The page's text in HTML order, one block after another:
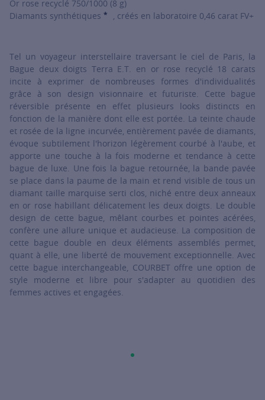
Or rose recyclé 750/1000 (8 g)
Diamants synthétiques * SHOW TOOLTIP
, créés en laboratoire 0,46 carat FV+
Tel un voyageur interstellaire traversant le ciel de Paris, la
Bague deux doigts Terra E.T. en or rose recyclé 18 carats
incite à exprimer de nombreuses formes d'individualités
grâce à son design visionnaire et futuriste. Cette bague
réversible présente en effet plusieurs looks distincts en
fonction de la manière dont elle est portée. La teinte chaude
et rosée de la ligne incurvée, entièrement pavée de diamants,
évoque subtilement l'horizon légèrement courbé à l'aube, et
apporte une touche à la fois moderne et tendance à cette
bague de luxe. Une fois la bague retournée, la bande pavée
se place dans la paume de la main et rend visible de tous un
diamant taille marquise serti clos, niché entre deux anneaux
en or rose habillant délicatement les deux doigts. Le double
design de cette bague, mêlant courbes et pointes acérées,
confère une allure unique et audacieuse. La composition de
cette bague double en deux éléments assemblés permet,
quant à elle, une liberté de mouvement exceptionnelle. Avec
cette bague interchangeable, COURBET offre une option de
style moderne et libre pour s'adapter au quotidien des
femmes actives et engagées.